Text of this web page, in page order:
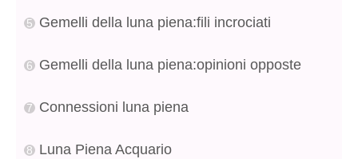
Gemelli della luna piena:fili incrociati
Gemelli della luna piena:opinioni opposte
Connessioni luna piena
Luna Piena Acquario